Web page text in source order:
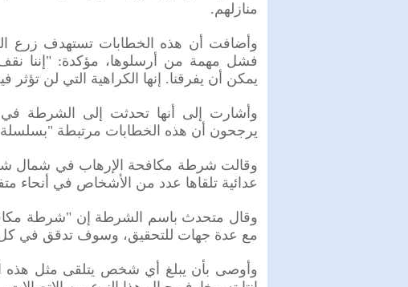
منازلهم.
وأضافت أن هذه الخطابات تستهدف زرع
فشل مهمة من أرسلوها، مؤكدة: "إننا نقف
يمكن أن يفرقنا. إنها الكراهية التي لن تؤثر
وأشارت إلى أنها تحدثت إلى الشرطة في
يرجحون أن هذه الخطابات مرتبطة "بسلسلة
وقالت شرطة مكافحة الإرهاب في شمال
عدائية تلقاها عدد من الأشخاص في أنحاء
وقال متحدث باسم الشرطة إن "شرطة
مع عدة جهات للتحقيق، وسوف تدقق في كل
وأوصى بأن يبلغ أي شخص يتلقى مثل هذه